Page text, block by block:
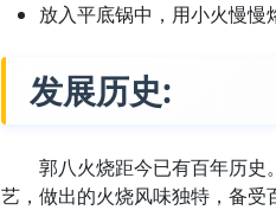
放入平底锅中，用小火慢慢
发展历史:
郭八火烧距今已有百年历
艺，做出的火烧风味独特，备